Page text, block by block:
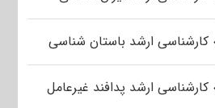
کارشناسی ارشد باستان شناسی
کارشناسی ارشد پدافند غیرعامل